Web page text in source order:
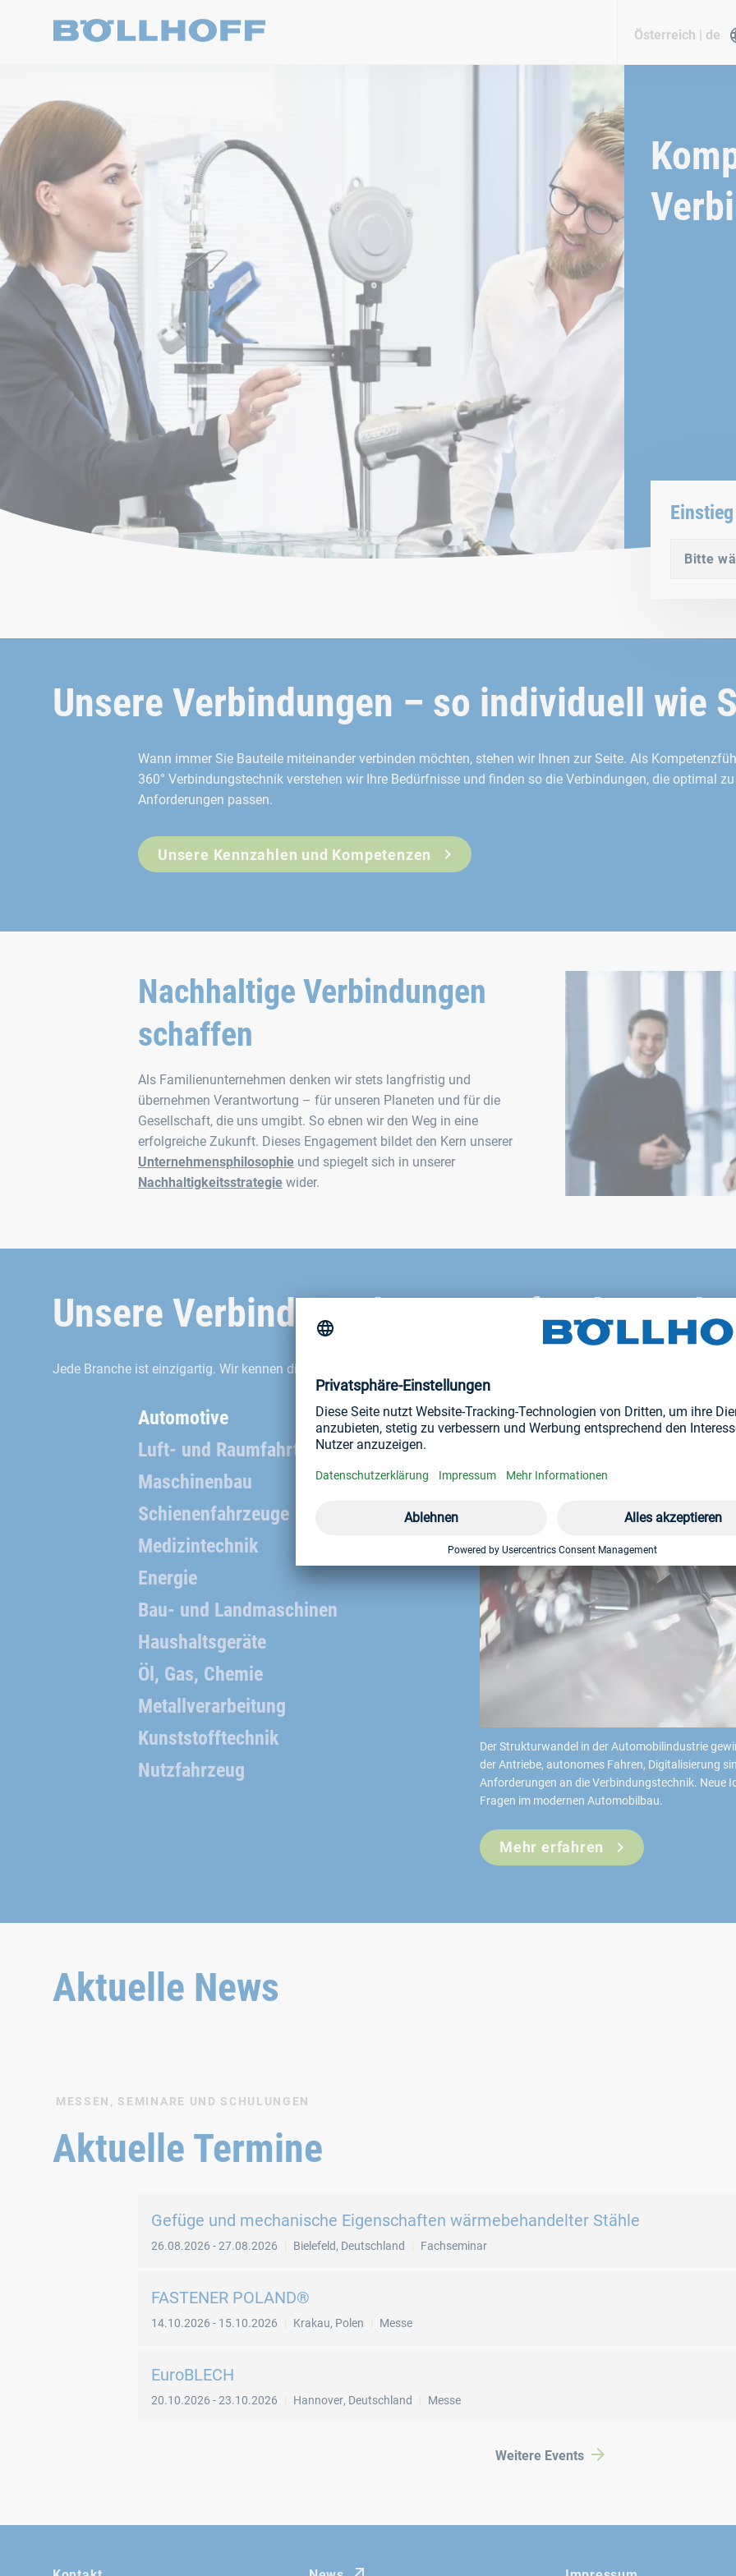
Österreich | de
Bitte
Unsere Verbindungen – so individuell wie
Wann immer Sie Bauteile miteinander verbinden möchten, stehen wir Ihnen zur Seite. Als
360° Verbindungstechnik verstehen wir Ihre Bedürfnisse und finden so die Verbindungen, die optimal
Anforderungen passen.
Unsere Kennzahlen und Kompetenzen
Nachhaltige Verbindungen
schaffen
Als Familienunternehmen denken wir stets langfristig und
übernehmen Verantwortung – für unseren Planeten und für die
Gesellschaft, die uns umgibt. So ebnen wir den Weg in eine
erfolgreiche Zukunft. Dieses Engagement bildet den Kern unserer
Unternehmensphilosophieund spiegelt sich in unserer
Nachhaltigkeitsstrategiewider.
Unsere Verbindungslösungen für Ihre
Jede Branche ist einzigartig. Wir kennen die Besonderheiten und entwickeln mit Ihnen passgenaue Lösungen.
Automotive
Luft- und Raumfahrt
Maschinenbau
Schienenfahrzeuge
Medizintechnik
Energie
Bau- und Landmaschinen
Haushaltsgeräte
Öl, Gas, Chemie
Metallverarbeitung
Kunststofftechnik
Nutzfahrzeug
Der Strukturwandel in der Automobilindustrie
der Antriebe, autonomes Fahren, Digitalisierung
Anforderungen an die Verbindungstechnik. Neue
Fragen im modernen Automobilbau.
Mehr erfahren
Aktuelle News
MESSEN, SEMINARE UND SCHULUNGEN
Aktuelle Termine
Gefüge und mechanische Eigenschaften wärmebehandelter Stähle
26.08.2026 -27.08.2026 Bielefeld, Deutschland Fachseminar
FASTENER POLAND®
14.10.2026 - 15.10.2026 Krakau, Polen Messe
EuroBLECH
20.10.2026 -23.10.2026 Hannover, Deutschland Messe
Weitere Events